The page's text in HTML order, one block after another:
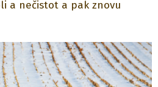
a nečistot a pak znovu